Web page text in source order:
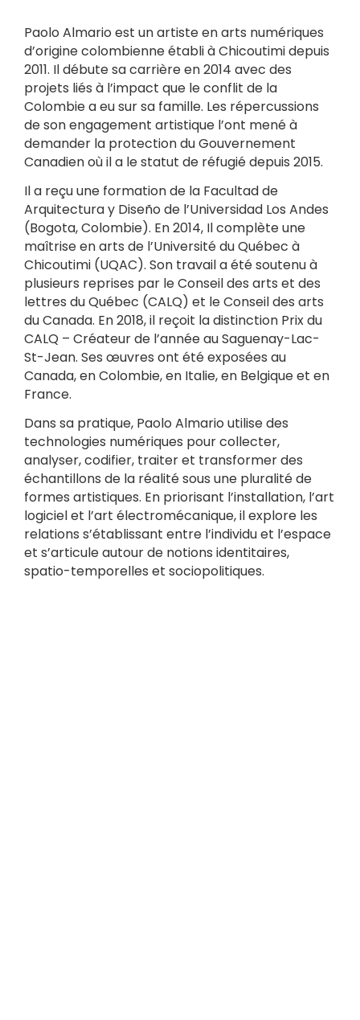
Paolo Almario est un artiste en arts numériques
d’origine colombienne établi à Chicoutimi depuis
2011. Il débute sa carrière en 2014 avec des
projets liés à l’impact que le conflit de la
Colombie a eu sur sa famille. Les répercussions
de son engagement artistique l’ont mené à
demander la protection du Gouvernement
Canadien où il a le statut de réfugié depuis 2015.
Il a reçu une formation de la Facultad de
Arquitectura y Diseño de l’Universidad Los Andes
(Bogota, Colombie). En 2014, Il complète une
maîtrise en arts de l’Université du Québec à
Chicoutimi (UQAC). Son travail a été soutenu à
plusieurs reprises par le Conseil des arts et des
lettres du Québec (CALQ) et le Conseil des arts
du Canada. En 2018, il reçoit la distinction Prix du
CALQ – Créateur de l’année au Saguenay-Lac-
St-Jean. Ses œuvres ont été exposées au
Canada, en Colombie, en Italie, en Belgique et en
France.
Dans sa pratique, Paolo Almario utilise des
technologies numériques pour collecter,
analyser, codifier, traiter et transformer des
échantillons de la réalité sous une pluralité de
formes artistiques. En priorisant l’installation, l’art
logiciel et l’art électromécanique, il explore les
relations s’établissant entre l’individu et l’espace
et s’articule autour de notions identitaires,
spatio-temporelles et sociopolitiques.